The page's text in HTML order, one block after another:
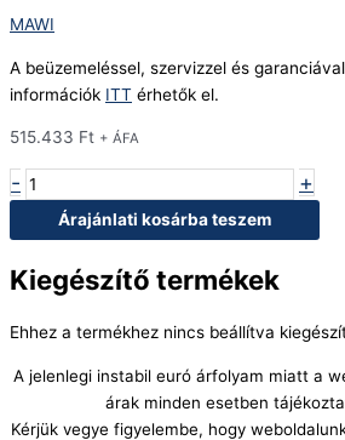
MAWI
A beüzemeléssel, szervizzel és
információk ITT érhetők el.
515.433 Ft + ÁFA
- +
Árajánlati kosárba teszem
Kiegészítő termékek
Ehhez a termékhez nincs beállítva
A jelenlegi instabil euró árfolyam miatt a
árak minden esetben
Kérjük vegye figyelembe, hogy